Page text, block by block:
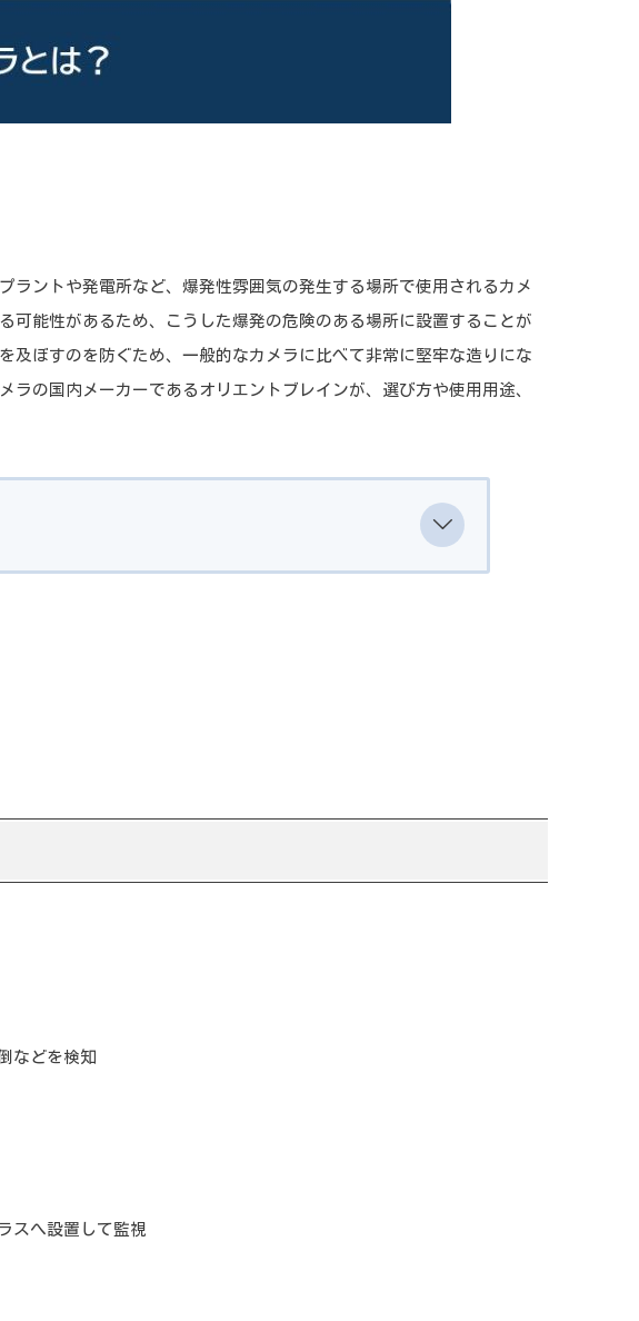
ラントや発電所など、爆発性雰囲気の発生する場所で使用されるカメ
可能性があるため、こうした爆発の危険のある場所に設置することが
及ぼすのを防ぐため、一般的なカメラに比べて非常に堅牢な造りにな
ラの国内メーカーであるオリエントブレインが、選び方や使用用途、
か
ークカメラ（IPカメラ）
ステム・画像処理
などを検知
スへ設置して監視